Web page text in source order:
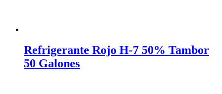
Refrigerante Rojo H-7 50% Tambor
50 Galones